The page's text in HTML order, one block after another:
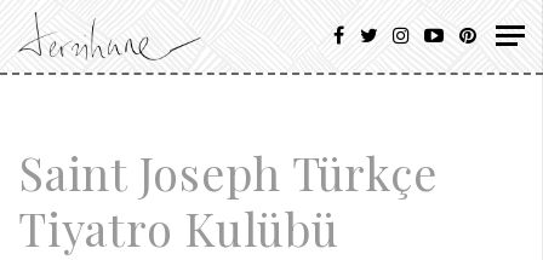
Saint Joseph Türkçe
Tiyatro Kulübü